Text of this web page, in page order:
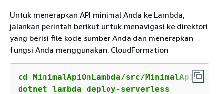
Untuk menerapkan API minimal Anda ke Lambda,
jalankan perintah berikut untuk menavigasi ke direktori
yang berisi file kode sumber Anda dan menerapkan
fungsi Anda menggunakan. CloudFormation
cd MinimalApiOnLambda/src/
dotnet lambda deploy-serverless